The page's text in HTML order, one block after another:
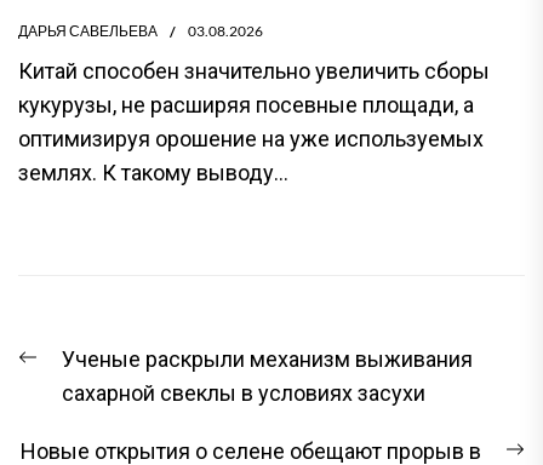
ДАРЬЯ САВЕЛЬЕВА 03.08.2026
Китай способен значительно увеличить сборы
кукурузы, не расширяя посевные площади, а
оптимизируя орошение на уже используемых
землях. К такому выводу...
ПО
ЗАПИСЯМ
Предыдущая
запись:
Ученые раскрыли механизм выживания
сахарной свеклы в условиях засухи
Новые открытия о селене обещают прорыв в